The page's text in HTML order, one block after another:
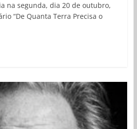
na segunda, dia 20 de outubro,
“De Quanta Terra Precisa o